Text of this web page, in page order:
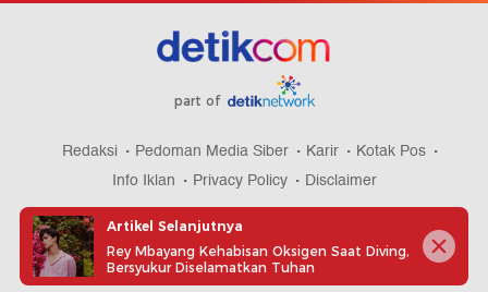
part of
Redaksi Pedoman Media Siber Karir
Kotak Pos
Info Iklan
Privacy Policy Disclaimer
Artikel Selanjutnya
Rey Mbayang Kehabisan Oksigen Saat Diving,
Bersyukur Diselamatkan Tuhan